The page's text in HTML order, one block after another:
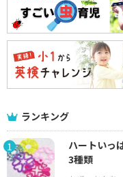
ランキング
1
ハートいっ
3種類